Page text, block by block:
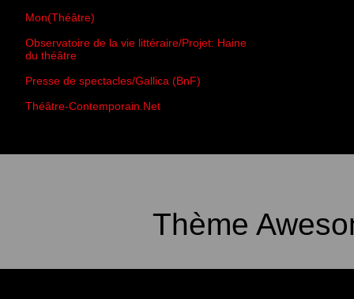
Mon(Théâtre)
Observatoire de la vie littéraire/Projet: Haine
du théâtre
Presse de spectacles/Gallica (BnF)
Théâtre-Contemporain.Net
Thème